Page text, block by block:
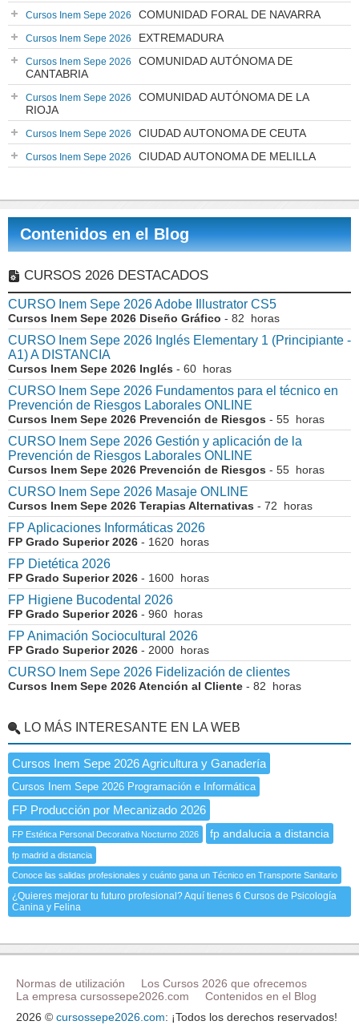
Cursos Inem Sepe 2026 COMUNIDAD FORAL DE NAVARRA
Cursos Inem Sepe 2026 EXTREMADURA
Cursos Inem Sepe 2026
COMUNIDAD AUTÓNOMA DE
CANTABRIA
Cursos Inem Sepe 2026
COMUNIDAD AUTÓNOMA DE LA
RIOJA
Cursos Inem Sepe 2026 CIUDAD AUTONOMA DE CEUTA
Cursos Inem Sepe 2026 CIUDAD AUTONOMA DE MELILLA
Contenidos en el Blog
CURSOS 2026 DESTACADOS
CURSO Inem Sepe 2026 Adobe Illustrator CS5
Cursos Inem Sepe 2026 Diseño Gráfico - 82 horas
CURSO Inem Sepe 2026 Inglés Elementary 1 (Principiante -
A1) A DISTANCIA
Cursos Inem Sepe 2026 Inglés - 60 horas
CURSO Inem Sepe 2026 Fundamentos para el técnico en
Prevención de Riesgos Laborales ONLINE
Cursos Inem Sepe 2026 Prevención de Riesgos - 55 horas
CURSO Inem Sepe 2026 Gestión y aplicación de la
Prevención de Riesgos Laborales ONLINE
Cursos Inem Sepe 2026 Prevención de Riesgos - 55 horas
CURSO Inem Sepe 2026 Masaje ONLINE
Cursos Inem Sepe 2026 Terapias Alternativas - 72 horas
FP Aplicaciones Informáticas 2026
FP Grado Superior 2026 - 1620 horas
FP Dietética 2026
FP Grado Superior 2026 - 1600 horas
FP Higiene Bucodental 2026
FP Grado Superior 2026 - 960 horas
FP Animación Sociocultural 2026
FP Grado Superior 2026 - 2000 horas
CURSO Inem Sepe 2026 Fidelización de clientes
Cursos Inem Sepe 2026 Atención al Cliente - 82 horas
LO MÁS INTERESANTE EN LA WEB
Cursos Inem Sepe 2026 Agricultura y Ganadería
Cursos Inem Sepe 2026 Programación e Informática
FP Producción por Mecanizado 2026
FP Estética Personal Decorativa Nocturno 2026 fp andalucia a distancia
fp madrid a distancia
Conoce las salidas profesionales y cuánto gana un Técnico en Transporte Sanitario
¿Quieres mejorar tu futuro profesional? Aquí tienes 6 Cursos de Psicología
Canina y Felina
Normas de utilización
Los Cursos 2026 que ofrecemos
La empresa cursossepe2026.com
Contenidos en el Blog
2026 © cursossepe2026.com: ¡Todos los derechos reservados!